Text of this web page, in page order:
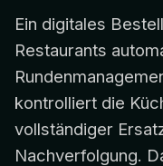
Ein digitales
Restaurants
kontrolliert die
vollständiger
Nachverfolgung.